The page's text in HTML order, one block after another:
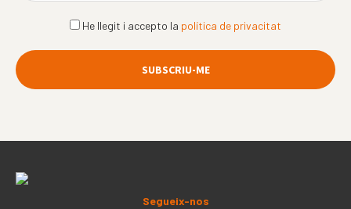
He llegit i accepto la política de privacitat
Segueix-nos